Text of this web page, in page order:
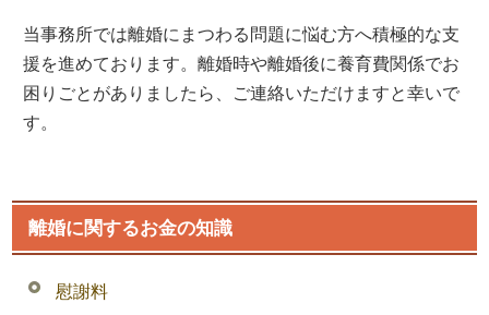
当事務所では離婚にまつわる問題に悩む方へ積極的な支
援を進めております。離婚時や離婚後に養育費関係でお
困りごとがありましたら、ご連絡いただけますと幸いで
す。
離婚に関するお金の知識
慰謝料